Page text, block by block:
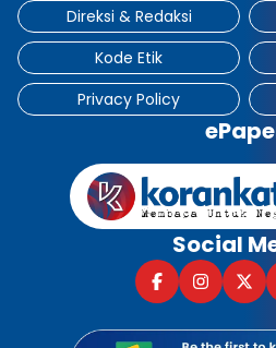
Direksi & Redaksi
Kode Etik
Privacy Policy
Social